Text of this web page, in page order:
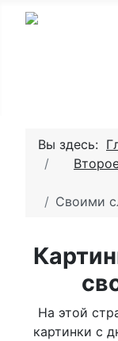
Вы здесь:
Своими
На этой
картинки с